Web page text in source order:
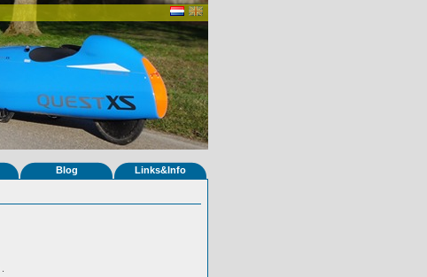
Blog Links&Info